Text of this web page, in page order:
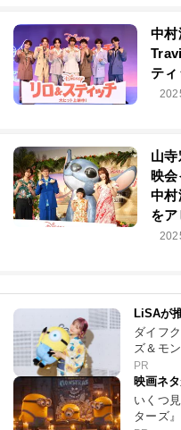
中村
テ
山
映会
中村
を
LiSAが
ダイフ
ズ＆モ
PR
映画ネ
いくつ
ターズ